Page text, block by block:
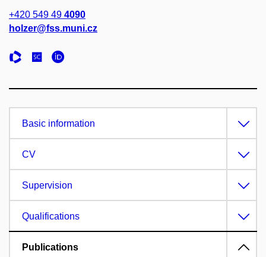
+420 549 49 4090
holzer@fss.muni.cz
Basic information
CV
Supervision
Qualifications
Publications